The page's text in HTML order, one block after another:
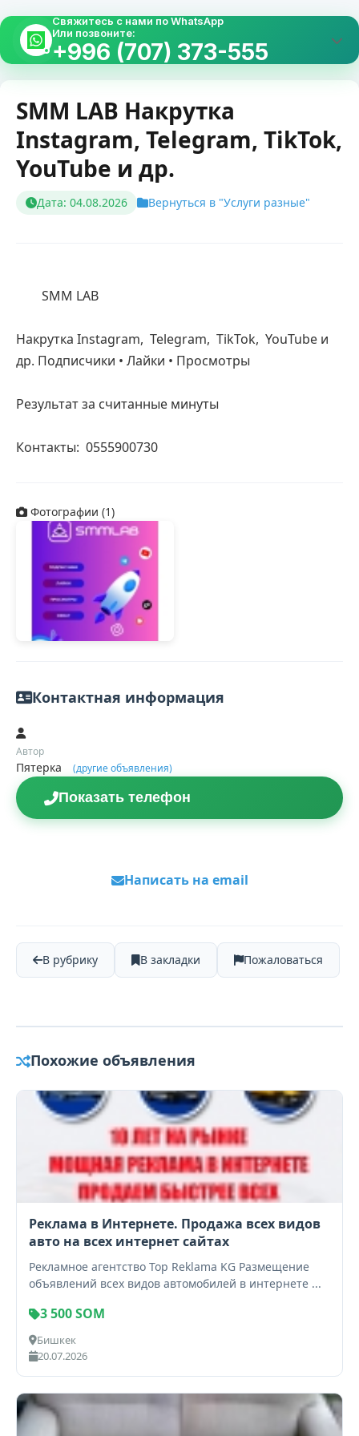
Свяжитесь с нами по WhatsApp
Или позвоните:
+996 (707) 373-555
SMM LAB Накрутка
Instagram, Telegram, TikTok,
YouTube и др.
Дата: 04.08.2026 Вернуться в "Услуги разные"
        SMM LAB
Накрутка Instagram,  Telegram,  TikTok,  YouTube и
др. Подписчики • Лайки • Просмотры
Результат за считанные минуты
Контакты:  0555900730
Фотографии (1)
Контактная информация
Автор
Пятерка (другие объявления)
Показать телефон
Написать на email
В рубрику В закладки Пожаловаться
Похожие объявления
Реклама в Интернете. Продажа всех видов
авто на всех интернет сайтах
Рекламное агентство Top Reklama KG Размещение
объявлений всех видов автомобилей в интернете ...
3 500 SOM
Бишкек
20.07.2026